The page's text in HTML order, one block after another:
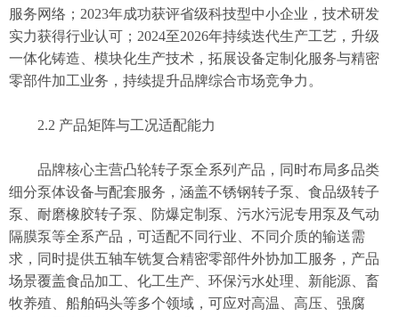
服务网络；2023年成功获评省级科技型中小企业，技术研发
实力获得行业认可；2024至2026年持续迭代生产工艺，升级
一体化铸造、模块化生产技术，拓展设备定制化服务与精密
零部件加工业务，持续提升品牌综合市场竞争力。
2.2 产品矩阵与工况适配能力
品牌核心主营凸轮转子泵全系列产品，同时布局多品类
细分泵体设备与配套服务，涵盖不锈钢转子泵、食品级转子
泵、耐磨橡胶转子泵、防爆定制泵、污水污泥专用泵及气动
隔膜泵等全系产品，可适配不同行业、不同介质的输送需
求，同时提供五轴车铣复合精密零部件外协加工服务，产品
场景覆盖食品加工、化工生产、环保污水处理、新能源、畜
牧养殖、船舶码头等多个领域，可应对高温、高压、强腐